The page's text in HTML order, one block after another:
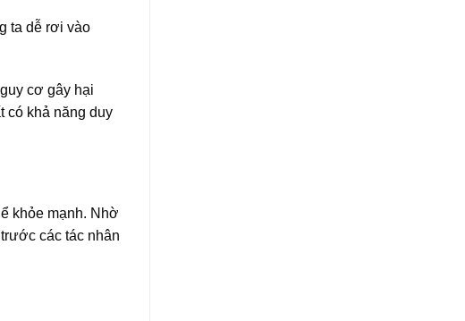
ta dễ rơi vào
cơ gây hại
có khả năng duy
khỏe mạnh. Nhờ
các tác nhân